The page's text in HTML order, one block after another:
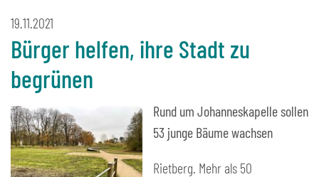
19.11.2021
Bürger helfen, ihre Stadt zu
begrünen
Rund um Johanneskapelle sollen
53 junge Bäume wachsen
Rietberg. Mehr als 50